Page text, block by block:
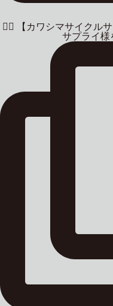
🚴‍♂️ 【カワシマサイクル
サプライ様